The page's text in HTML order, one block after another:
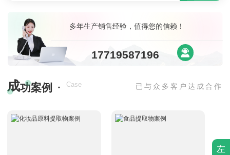
多年生产销售经验，值得您的信赖！
17719587196
成功案例 · Case 已与众多客户达成合作
左